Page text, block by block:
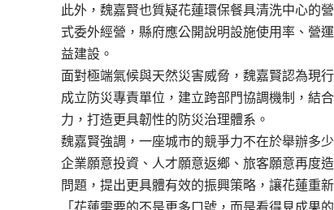
此外，魏嘉賢也質疑花蓮環保餐具清洗中心的
式委外經營，縣府應公開說明設施使用率、營
益建設。
面對極端氣候與天然災害威脅，魏嘉賢認為現
成立防災專責單位，建立跨部門協調機制，結
力，打造更具韌性的防災治理體系。
魏嘉賢強調，一座城市的競爭力不在於舉辦多
企業願意投資、人才願意返鄉、旅客願意再度
問題，提出更具體有效的振興策略，讓花蓮重
「花蓮需要的不是更多口號，而是看得見成